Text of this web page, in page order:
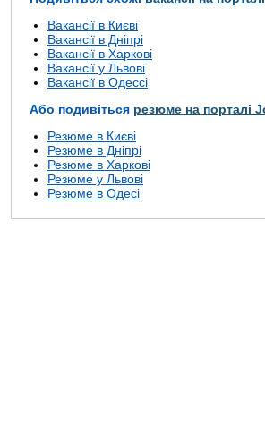
Вакансії в Києві
Вакансії в Дніпрі
Вакансії в Харкові
Вакансії у Львові
Вакансії в Одессі
Або подивіться резюме на порталі
Резюме в Києві
Резюме в Дніпрі
Резюме в Харкові
Резюме у Львові
Резюме в Одесі